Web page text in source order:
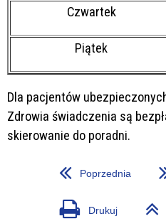
Czwartek
Piątek
Dla pacjentów
Zdrowia świadczenia są
skierowanie do poradni.
Poprzednia
Drukuj